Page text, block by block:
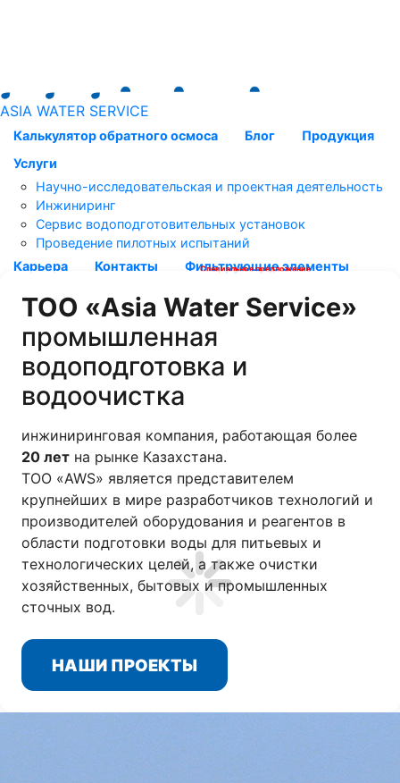
ASIA WATER SERVICE
Калькулятор обратного осмоса Блог
Продукция
Услуги
Научно-исследовательская и проектная деятельность
Инжиниринг
Сервис водоподготовительных установок
Проведение пилотных испытаний
Карьера
Контакты Фильтрующие элементы
Специальное предложение
ТОО «Asia Water Service»
промышленная
водоподготовка и
водоочистка
инжиниринговая компания, работающая более
20 лет на рынке Казахстана.
ТОО «AWS» является представителем
крупнейших в мире разработчиков технологий и
производителей оборудования и реагентов в
области подготовки воды для питьевых и
технологических целей, а также очистки
хозяйственных, бытовых и промышленных
сточных вод.
НАШИ ПРОЕКТЫ